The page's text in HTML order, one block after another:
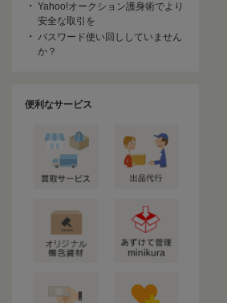
Yahoo!オークション護身術でより
安全な取引を
パスワード使い回ししていません
か？
便利なサービス